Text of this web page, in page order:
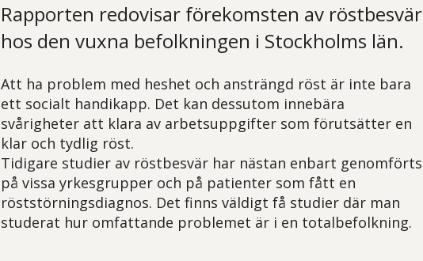
Rapporten redovisar förekomsten av röstbesvär
hos den vuxna befolkningen i Stockholms län.
Att ha problem med heshet och ansträngd röst är inte bara
ett socialt handikapp. Det kan dessutom innebära
svårigheter att klara av arbetsuppgifter som förutsätter en
klar och tydlig röst.
Tidigare studier av röstbesvär har nästan enbart genomförts
på vissa yrkesgrupper och på patienter som fått en
röststörningsdiagnos. Det finns väldigt få studier där man
studerat hur omfattande problemet är i en totalbefolkning.